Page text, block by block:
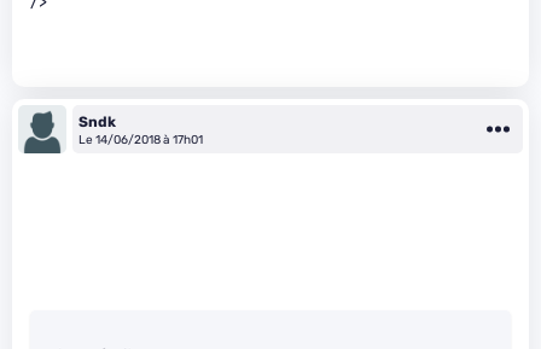
Sndk
Le 14/06/2018 à 17h01